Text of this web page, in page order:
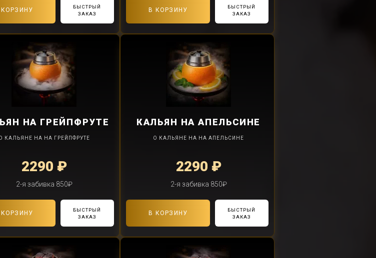
КОРЗИНУ
БЫСТРЫЙ
ЗАКАЗ
В КОРЗИНУ
БЫСТРЫЙ
ЗАКАЗ
НА ГРЕЙПФРУТЕ
КАЛЬЯНЕ НА НА ГРЕЙПФРУТЕ
2290 ₽
2-я забивка 850₽
КОРЗИНУ
БЫСТРЫЙ
ЗАКАЗ
КАЛЬЯН НА АПЕЛЬСИНЕ
О КАЛЬЯНЕ НА НА АПЕЛЬСИНЕ
2290 ₽
2-я забивка 850₽
В КОРЗИНУ
БЫСТРЫЙ
ЗАКАЗ